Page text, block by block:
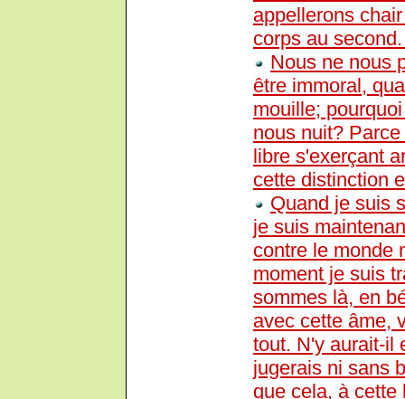
appellerons
corps au
Nous ne nous
être immoral,
mouille;
nous nuit?
libre s'exerçant
cette distinction
Quand je suis
je suis
contre le monde
moment je suis
sommes là, en
avec cette âme,
tout. N'y aurait-il
jugerais ni sans
que cela, à cette